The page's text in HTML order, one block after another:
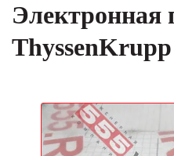
Электронная